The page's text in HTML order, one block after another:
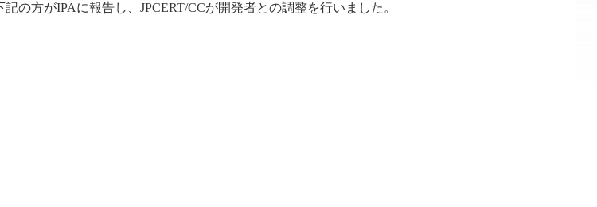
の方がIPAに報告し、JPCERT/CCが開発者との調整を行いました。